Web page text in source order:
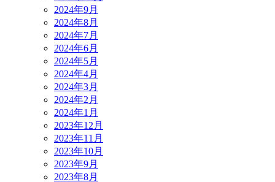
2024年9月
2024年8月
2024年7月
2024年6月
2024年5月
2024年4月
2024年3月
2024年2月
2024年1月
2023年12月
2023年11月
2023年10月
2023年9月
2023年8月